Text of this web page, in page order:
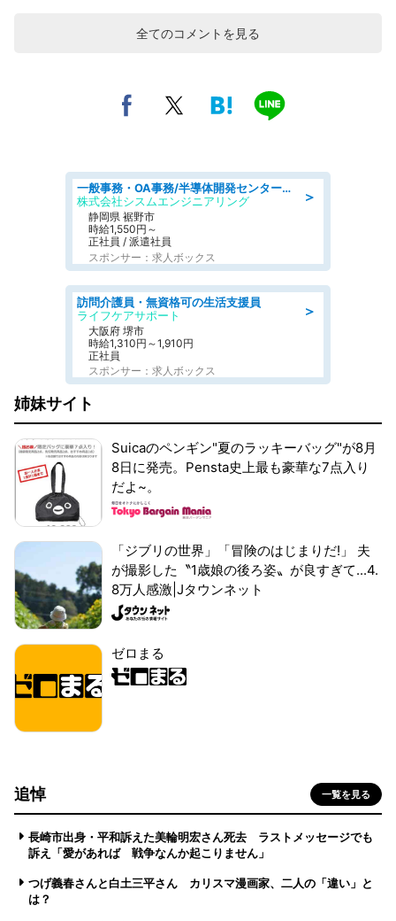
全てのコメントを見る
＞
一般事務・OA事務/半導体開発センター内で事務&軽作業スタッフ、募集
株式会社シスムエンジニアリング
静岡県 裾野市
時給1,550円～
正社員 / 派遣社員
スポンサー：求人ボックス
＞
訪問介護員・無資格可の生活支援員
ライフケアサポート
大阪府 堺市
時給1,310円～1,910円
正社員
スポンサー：求人ボックス
姉妹サイト
Suicaのペンギン"夏のラッキーバッグ"が8月
8日に発売。Pensta史上最も豪華な7点入り
だよ~。
「ジブリの世界」「冒険のはじまりだ!」 夫
が撮影した〝1歳娘の後ろ姿〟が良すぎて...4.
8万人感激|Jタウンネット
ゼロまる
追悼 一覧を見る
長崎市出身・平和訴えた美輪明宏さん死去 ラストメッセージでも
訴え「愛があれば 戦争なんか起こりません」
つげ義春さんと白土三平さん カリスマ漫画家、二人の「違い」と
は？